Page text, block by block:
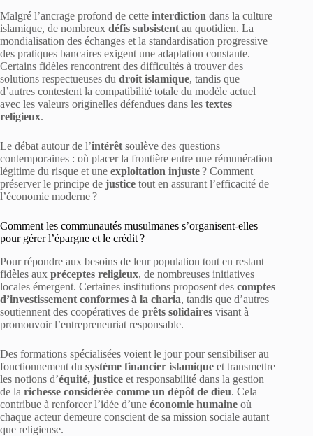
Malgré l’ancrage profond de cette interdiction dans la culture
islamique, de nombreux défis subsistent au quotidien. La
mondialisation des échanges et la standardisation progressive
des pratiques bancaires exigent une adaptation constante.
Certains fidèles rencontrent des difficultés à trouver des
solutions respectueuses du droit islamique, tandis que
d’autres contestent la compatibilité totale du modèle actuel
avec les valeurs originelles défendues dans les textes
religieux.
Le débat autour de l’intérêt soulève des questions
contemporaines : où placer la frontière entre une rémunération
légitime du risque et une exploitation injuste? Comment
préserver le principe de justice tout en assurant l’efficacité de
l’économie moderne ?
Comment les communautés musulmanes s’organisent-elles
pour gérer l’épargne et le crédit ?
Pour répondre aux besoins de leur population tout en restant
fidèles aux préceptes religieux, de nombreuses initiatives
locales émergent. Certaines institutions proposent des comptes
d’investissement conformes à la charia, tandis que d’autres
soutiennent des coopératives de prêts solidaires visant à
promouvoir l’entrepreneuriat responsable.
Des formations spécialisées voient le jour pour sensibiliser au
fonctionnement du système financier islamique et transmettre
les notions d’équité, justice et responsabilité dans la gestion
de la richesse considérée comme un dépôt de dieu. Cela
contribue à renforcer l’idée d’une économie humaine où
chaque acteur demeure conscient de sa mission sociale autant
que religieuse.